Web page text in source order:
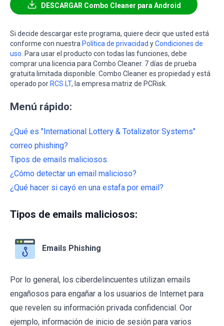
DESCARGAR Combo Cleaner para Android
Si decide descargar este programa, quiere decir que usted está
conforme con nuestra Política de privacidad yCondiciones de
uso . Para usar el producto con todas las funciones, debe
comprar una licencia para Combo Cleaner. 7 días de prueba
gratuita limitada disponible. Combo Cleaner es propiedad y está
operado por RCS LT, la empresa matriz de PCRisk.
Menú rápido:
¿Qué es "International Lottery & Totalizator Systems"
correo phishing?
Tipos de emails maliciosos.
¿Cómo detectar un email malicioso?
¿Qué hacer si cayó en una estafa por email?
Tipos de emails maliciosos:
Emails Phishing
Por lo general, los ciberdelincuentes utilizan emails
engañosos para engañar a los usuarios de Internet para
que revelen su información privada confidencial. Oor
ejemplo, información de inicio de sesión para varios